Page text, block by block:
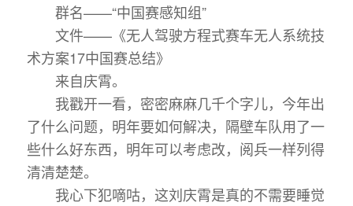
群名——“中国赛感知组”
文件——《无人驾驶方程式赛车无人系统技
术方案17中国赛总结》
来自庆霄。
我戳开一看，密密麻麻几千个字儿，今年出
了什么问题，明年要如何解决，隔壁车队用了一
些什么好东西，明年可以考虑改，阅兵一样列得
清清楚楚。
我心下犯嘀咕，这刘庆霄是真的不需要睡觉